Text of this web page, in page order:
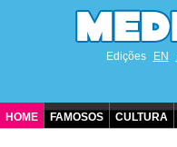
Edições EN
HOME FAMOSOS CULTURA